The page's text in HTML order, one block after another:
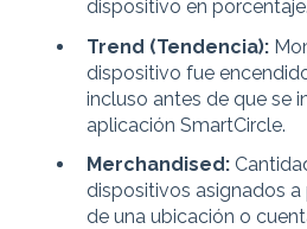
dispositivo en porcentaje.
Trend (Tendencia):
dispositivo fue
incluso antes de que se
aplicación SmartCircle.
Merchandised:
dispositivos asignados
de una ubicación o